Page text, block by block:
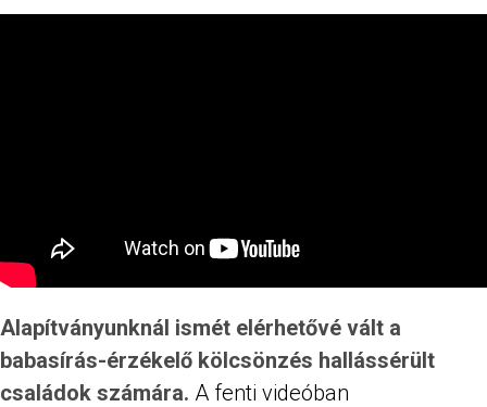
Alapítványunknál ismét elérhetővé vált a
babasírás-érzékelő kölcsönzés hallássérült
családok számára. A fenti videóban